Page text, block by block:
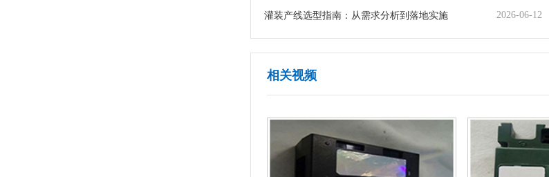
灌装产线选型指南：从需求分析到落地实施 2026-06-12
相关视频